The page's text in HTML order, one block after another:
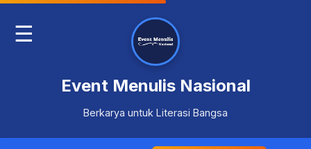
☰
Event Menulis Nasional
Berkarya untuk Literasi Bangsa